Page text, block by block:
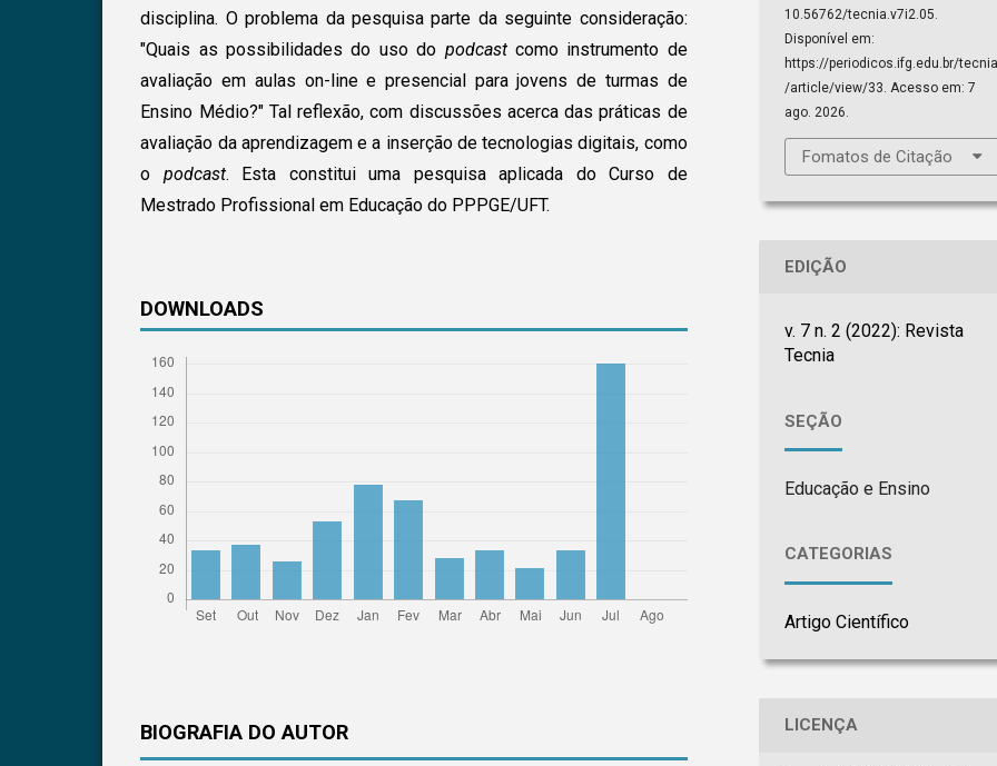
disciplina. O problema da pesquisa parte da seguinte consideração:
"Quais as possibilidades do uso do podcastcomo instrumento de
avaliação em aulas on-line e presencial para jovens de turmas de
Ensino Médio?" Tal reflexão, com discussões acerca das práticas de
avaliação da aprendizagem e a inserção de tecnologias digitais, como
o podcast. Esta constitui uma pesquisa aplicada do Curso de
Mestrado Profissional em Educação do PPPGE/UFT.
DOWNLOADS
BIOGRAFIA DO AUTOR
10.56762/tecnia.v7i2.05.
Disponível em:
https://periodicos.ifg.edu.br/tecnia
/article/view/33. Acesso em: 7
ago. 2026.
Fomatos de Citação
EDIÇÃO
v. 7 n. 2 (2022): Revista
Tecnia
SEÇÃO
Educação e Ensino
CATEGORIAS
Artigo Científico
LICENÇA